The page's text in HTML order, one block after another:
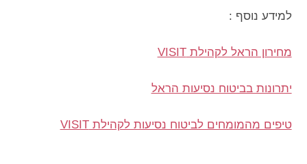
למידע נוסף :
מחירון הראל לקהילת VISIT
יתרונות בביטוח נסיעות הראל
טיפים מהמומחים לביטוח נסיעות לקהילת VISIT